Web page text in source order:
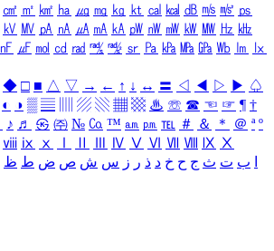
㎠ ㎡ ㎢ ㏊ ㎍ ㎎ ㎏ ㏏ ㎈ ㎉ ㏈ ㎧ ㎨ ㎰
㎸ ㎹ ㎀ ㎁ ㎂ ㎃ ㎄ ㎺ ㎻ ㎽ ㎾ ㎿ ㎐ ㎑
㎋ ㎌ ㏖ ㏅ ㎭ ㎮ ㎯ ㏛ ㎩ ㎪ ㎫ ㎬ ㏝ ㏐
㏓
◆ □ ■ △ ▽ → ← ↑ ↓ ↔ 〓 ◁ ◀ ▷ ▶ ♤
◐ ◑ ▒ ▤ ▨ ▧ ▦ ▩ ♨ ☏ ☎ ☜ ☞ ¶ †
♪ ♬ ㉿ ㈜ № ㏇ ™ ㏂ ㏘ ℡ ＃ ＆ ＊ ＠ ª º
ⅷ ⅸ ⅹ Ⅳ Ⅴ Ⅵ Ⅶ Ⅷ Ⅸ Ⅹ
ب ت ث ج ح خ د ذ ر ز س ش ص ض ط ظ